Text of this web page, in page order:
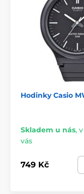
Hodinky Casio
Skladem u nás,
vás
749 Kč